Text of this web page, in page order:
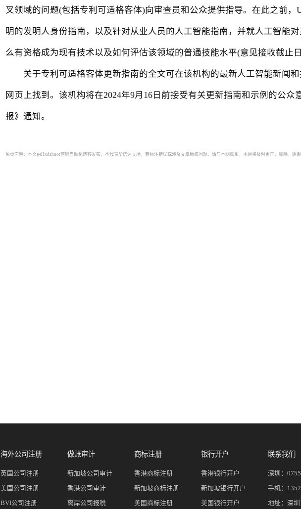
叉领域的问题(包括专利可适格客体)向审查员和公众提供指导。在此之前，
明的发明人身份指南，以及针对从业人员的人工智能指南，并就人工智能
么有资格成为现有技术以及如何评估该领域的普通技能水平(意见接收截止日
关于专利可适格客体更新指南的全文可在该机构的最新人工智能新闻和
网页上找到。该机构将在2024年9月16日前接受有关更新指南和示例的公
报》通知。
免责声明：本文由Hxdzhuce营销自动化博客发布，不代表华信达立场，若标注错误或涉及文章版权问题，请与本网联系，本网将及时更正、删除，谢
海外公司注册
英国公司注册
美国公司注册
BVI公司注册
做账审计
新加坡公司审计
香港公司审计
离岸公司报税
商标注册
香港商标注册
新加坡商标注册
美国商标注册
银行开户
香港银行开户
新加坡银行开户
美国银行开户
联系我们
深圳：
手机：
地址：深